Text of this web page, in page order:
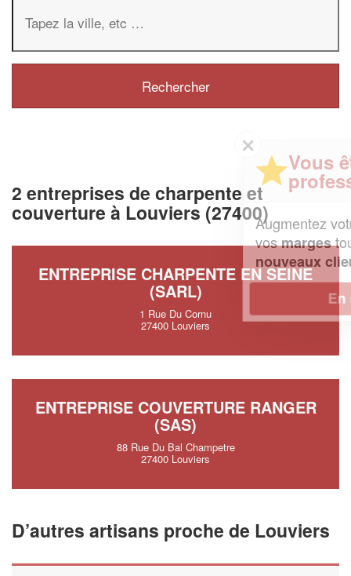
2 entreprises de charpente et
couverture à Louviers (27400)
ENTREPRISE CHARPENTE EN SEINE
(SARL)
1 Rue Du Cornu
27400 Louviers
ENTREPRISE COUVERTURE RANGER
(SAS)
88 Rue Du Bal Champetre
27400 Louviers
D’autres artisans proche de Louviers
professionnel ?
Augmentez votrechiffre d'affaireset
vosmargestout en gagnant de
En savoir plus